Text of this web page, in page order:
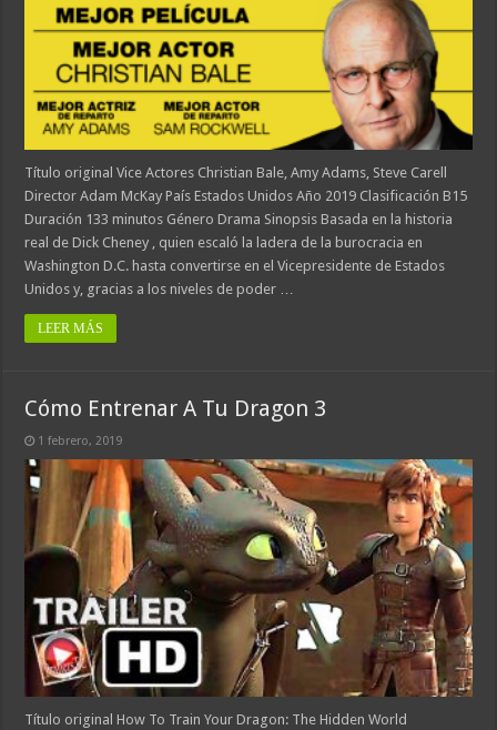
Título original Vice Actores Christian Bale, Amy Adams, Steve Carell
Director Adam McKay País Estados Unidos Año 2019 Clasificación B15
Duración 133 minutos Género Drama Sinopsis Basada en la historia
real de Dick Cheney , quien escaló la ladera de la burocracia en
Washington D.C. hasta convertirse en el Vicepresidente de Estados
Unidos y, gracias a los niveles de poder …
LEER MÁS
Cómo Entrenar A Tu Dragon 3
1 febrero, 2019
Título original How To Train Your Dragon: The Hidden World